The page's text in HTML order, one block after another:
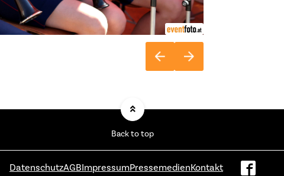
Back to top
DatenschutzAGBImpressumPressemedienKontakt